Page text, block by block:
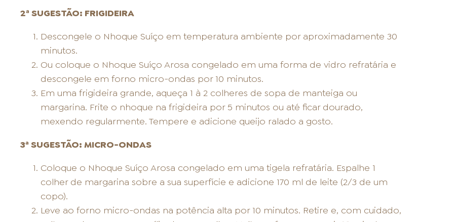
2ª SUGESTÃO: FRIGIDEIRA
Descongele o Nhoque Suíço em temperatura ambiente por aproximadamente 30
minutos.
Ou coloque o Nhoque Suíço Arosa congelado em uma forma de vidro refratária e
descongele em forno micro-ondas por 10 minutos.
Em uma frigideira grande, aqueça 1 à 2 colheres de sopa de manteiga ou
margarina. Frite o nhoque na frigideira por 5 minutos ou até ficar dourado,
mexendo regularmente. Tempere e adicione queijo ralado a gosto.
3ª SUGESTÃO: MICRO-ONDAS
Coloque o Nhoque Suíço Arosa congelado em uma tigela refratária. Espalhe 1
colher de margarina sobre a sua superfície e adicione 170 ml de leite (2/3 de um
copo).
Leve ao forno micro-ondas na potência alta por 10 minutos. Retire e, com cuidado,